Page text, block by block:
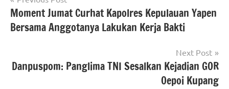
pos
Moment Jumat Curhat Kapolres Kepulauan Yapen
Bersama Anggotanya Lakukan Kerja Bakti
Next Post
Danpuspom: Panglima TNI Sesalkan Kejadian GOR
Oepoi Kupang